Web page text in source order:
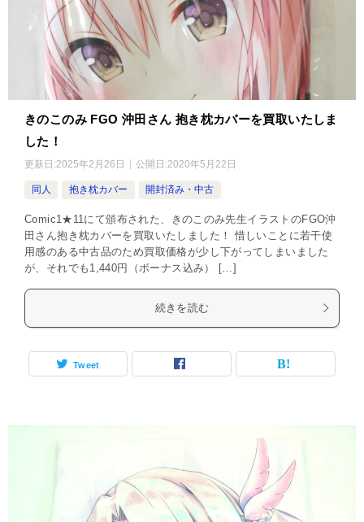
きのこのみ FGO 沖田さん 抱き枕カバーを買取いたしま
した！
更新日:2025年2月26日 公開日:2020年5月22日
同人 抱き枕カバー 開封済み・中古
Comic1★11にて頒布された、きのこのみ先生イラストのFGO沖
田さん抱き枕カバーを買取いたしました！ 惜しいことに若干使
用感のある中古品のため買取価格が少し下がってしまいました
が、それでも1,440円（ボーナス込み） […]
続きを読む
Tweet